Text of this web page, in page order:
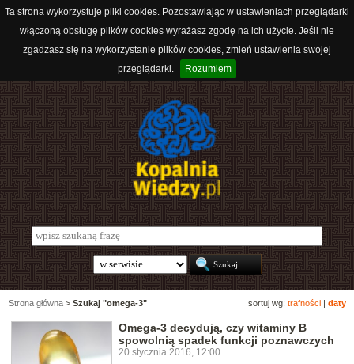
Ta strona wykorzystuje pliki cookies. Pozostawiając w ustawieniach przeglądarki
włączoną obsługę plików cookies wyrażasz zgodę na ich użycie. Jeśli nie
zgadzasz się na wykorzystanie plików cookies, zmień ustawienia swojej
przeglądarki.
Rozumiem
sortuj wg: trafności daty
Strona główna > Szukaj "omega-3"
Omega-3 decydują, czy witaminy B
spowolnią spadek funkcji poznawczych
20 stycznia 2016, 12:00